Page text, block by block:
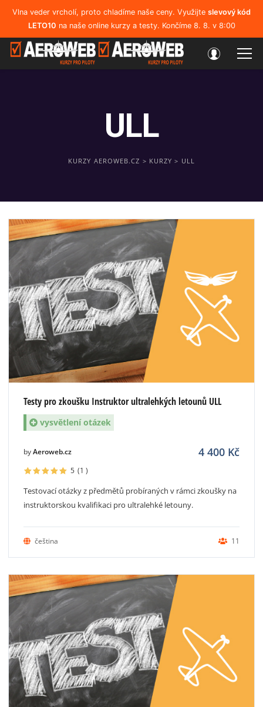
Vlna veder vrcholí, proto chladíme naše ceny. Využijte slevový kód
LETO10 na naše online kurzy a testy. Končíme 8. 8. v 8:00
ULL
KURZY AEROWEB.CZ > KURZY > ULL
Testy pro zkoušku Instruktor ultralehkých letounů ULL
vysvětlení otázek
byAeroweb.cz 4 400 Kč
5 (1 )
Testovací otázky z předmětů probíraných v rámci zkoušky na
instruktorskou kvalifikaci pro ultralehké letouny.
čeština 11